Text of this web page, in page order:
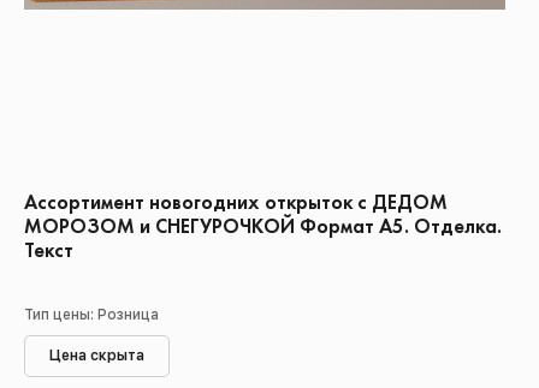
Ассортимент новогодних открыток с ДЕДОМ
МОРОЗОМ и СНЕГУРОЧКОЙ Формат А5. Отделка.
Текст
Тип цены: Розница
Цена скрыта